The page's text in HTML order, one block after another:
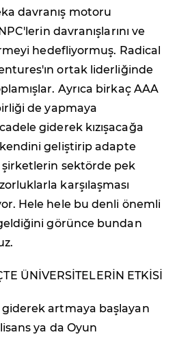
davranış motoru
davranışlarını ve
hedefliyormuş. Radical
ortak liderliğinde
Ayrıca birkaç AAA
de yapmaya
giderek kızışacağa
geliştirip adapte
şirketlerin sektörde pek
karşılaşması
Hele hele bu denli önemli
görünce bundan
ÜNİVERSİTELERİN ETKİSİ
artmaya başlayan
ya da Oyun